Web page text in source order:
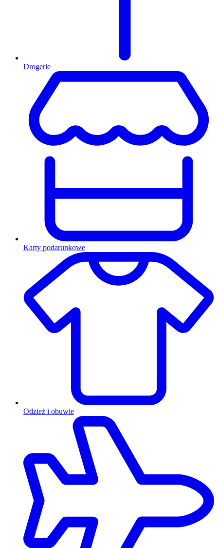
Drogerie
Karty podarunkowe
Odzież i obuwie